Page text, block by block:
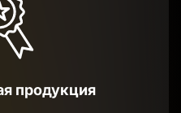
продукция